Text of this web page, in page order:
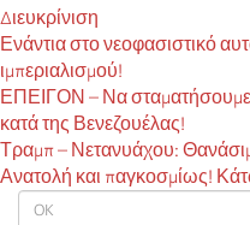
OK
Διευκρίνιση
Ενάντια στο νεοφασιστικό
ιμπεριαλισμού!
ΕΠΕΙΓΟΝ – Να σταματήσουμε
κατά της Βενεζουέλας!
Τραμπ – Νετανυάχου:
Ανατολή και παγκοσμίως!